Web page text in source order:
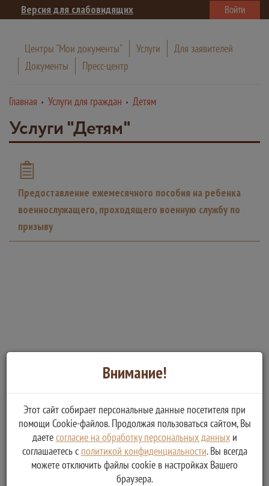
Версия для слабовидящих Войти
Центры "Мои документы" Услуги
Для заявителей
Документы
Пресс-центр
Главная Услуги для граждан Детям
Услуги "Детям"
Предоставление ежемесячного пособия на ребенка
военнослужащего, проходящего военную службу по
призыву
Внимание!
Этот сайт собирает персональные данные посетителя при
помощи Cookie-файлов. Продолжая пользоваться сайтом, Вы
даетесогласие на обработку персональных данныхи
соглашаетесь с политикой конфиденциальности. Вы всегда
можете отключить файлы cookie в настройках Вашего
браузера.